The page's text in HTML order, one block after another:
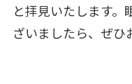
と拝見いたします
ざいましたら、ぜひ